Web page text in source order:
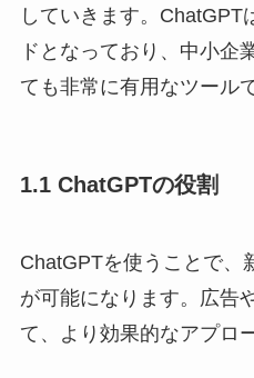
していきます。ChatGPT
ドとなっており、中小企
ても非常に有用なツール
1.1 ChatGPTの役割
ChatGPTを使うことで、
が可能になります。広告
て、より効果的なアプロ